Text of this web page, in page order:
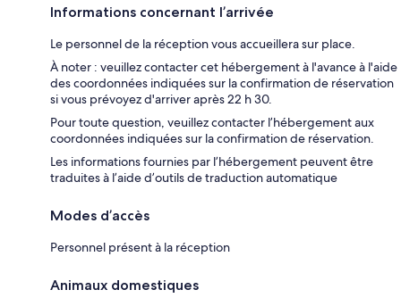
Informations concernant l’arrivée
Le personnel de la réception vous accueillera sur place.
À noter : veuillez contacter cet hébergement à l'avance à l'aide
des coordonnées indiquées sur la confirmation de réservation
si vous prévoyez d'arriver après 22 h 30.
Pour toute question, veuillez contacter l’hébergement aux
coordonnées indiquées sur la confirmation de réservation.
Les informations fournies par l’hébergement peuvent être
traduites à l’aide d’outils de traduction automatique
Modes d’accès
Personnel présent à la réception
Animaux domestiques